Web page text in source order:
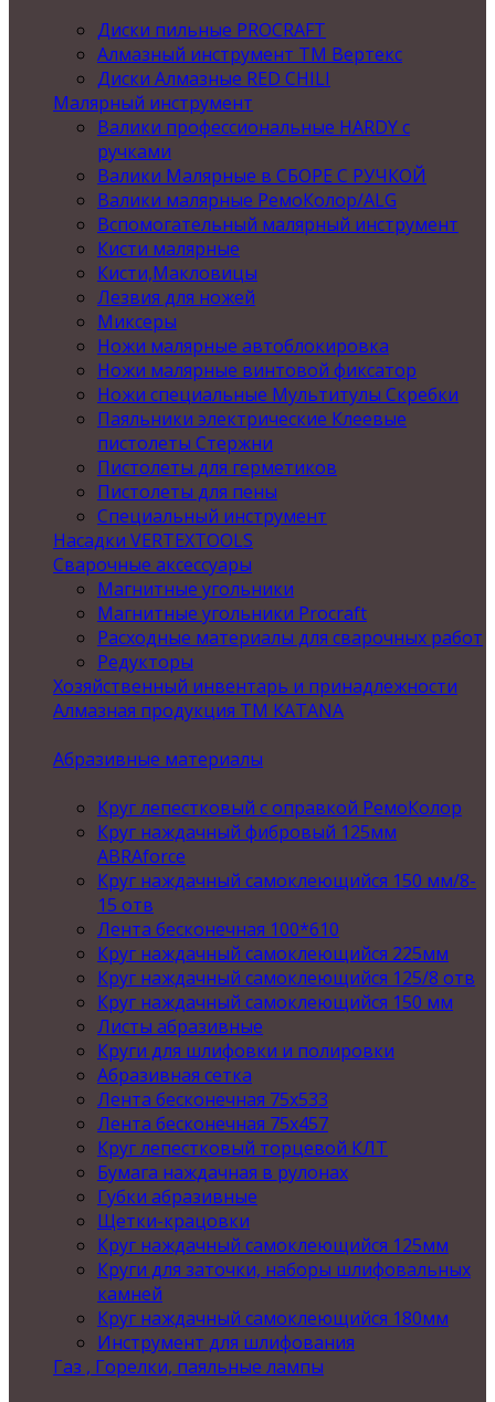
Диски пильные PROCRAFT
Алмазный инструмент ТМ Вертекс
Диски Алмазные RED CHILI
Малярный инструмент
Валики профессиональные HARDY с
ручками
Валики Малярные в СБОРЕ С РУЧКОЙ
Валики малярные РемоКолор/ALG
Вспомогательный малярный инструмент
Кисти малярные
Кисти,Макловицы
Лезвия для ножей
Миксеры
Ножи малярные автоблокировка
Ножи малярные винтовой фиксатор
Ножи специальные Мультитулы Скребки
Паяльники электрические Клеевые
пистолеты Стержни
Пистолеты для герметиков
Пистолеты для пены
Специальный инструмент
Насадки VERTEXTOOLS
Сварочные аксессуары
Магнитные угольники
Магнитные угольники Procraft
Расходные материалы для сварочных работ
Редукторы
Хозяйственный инвентарь и принадлежности
Алмазная продукция ТМ KATANA
Абразивные материалы
Круг лепестковый с оправкой РемоКолор
Круг наждачный фибровый 125мм
ABRAforce
Круг наждачный самоклеющийся 150 мм/8-
15 отв
Лента бесконечная 100*610
Круг наждачный самоклеющийся 225мм
Круг наждачный самоклеющийся 125/8 отв
Круг наждачный самоклеющийся 150 мм
Листы абразивные
Круги для шлифовки и полировки
Абразивная сетка
Лента бесконечная 75х533
Лента бесконечная 75х457
Круг лепестковый торцевой КЛТ
Бумага наждачная в рулонах
Губки абразивные
Щетки-крацовки
Круг наждачный самоклеющийся 125мм
Круги для заточки, наборы шлифовальных
камней
Круг наждачный самоклеющийся 180мм
Инструмент для шлифования
Газ , Горелки, паяльные лампы